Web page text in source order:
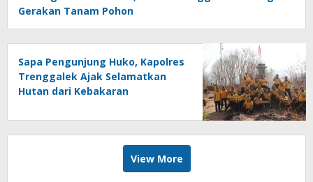
Gerakan Tanam Pohon
Sapa Pengunjung Huko, Kapolres
Trenggalek Ajak Selamatkan
Hutan dari Kebakaran
View More